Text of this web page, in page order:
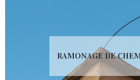
RAMONAGE DE